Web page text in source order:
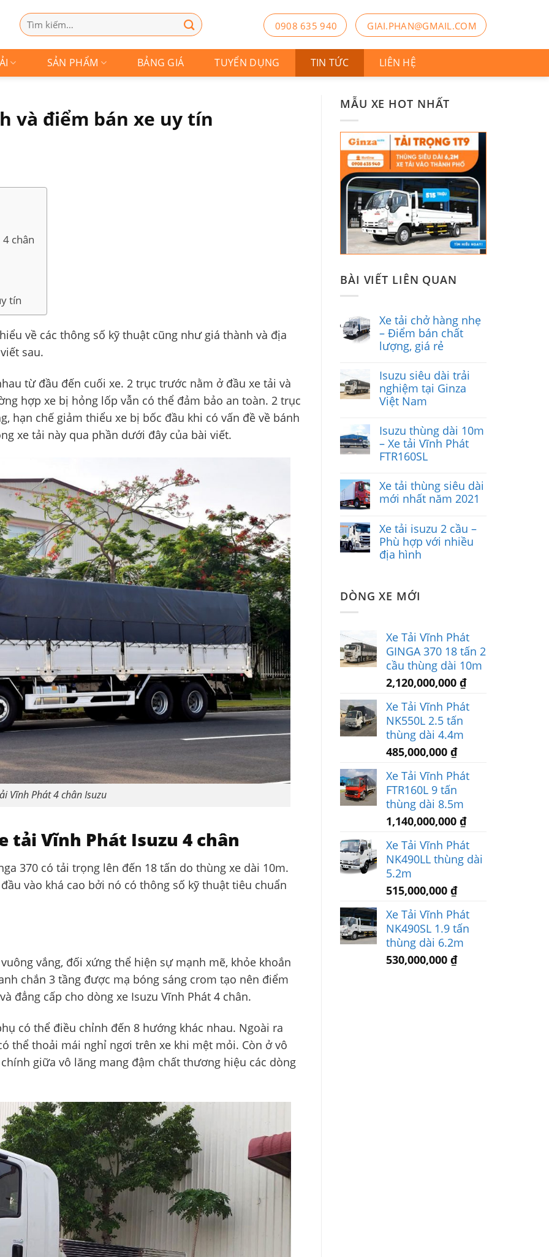
Tìm
kiếm:
0908 635 940 GIAI.PHAN@GMAIL.COM
SẢN PHẨM BẢNG GIÁ TUYỂN DỤNG TIN TỨC LIÊN HỆ
và điểm bán xe uy tín
chân
tín
về các thông số kỹ thuật cũng như giá thành và địa
sau.
từ đầu đến cuối xe. 2 trục trước nằm ở đầu xe tải và
hợp xe bị hỏng lốp vẫn có thể đảm bảo an toàn. 2 trục
hạn chế giảm thiểu xe bị bốc đầu khi có vấn đề về bánh
xe tải này qua phần dưới đây của bài viết.
Vĩnh Phát 4 chân Isuzu
tải Vĩnh Phát Isuzu 4 chân
370 có tải trọng lên đến 18 tấn do thùng xe dài 10m.
vào khá cao bởi nó có thông số kỹ thuật tiêu chuẩn
vắng, đối xứng thể hiện sự mạnh mẽ, khỏe khoắn
chắn 3 tầng được mạ bóng sáng crom tạo nên điểm
đẳng cấp cho dòng xe Isuzu Vĩnh Phát 4 chân.
có thể điều chỉnh đến 8 hướng khác nhau. Ngoài ra
thể thoải mái nghỉ ngơi trên xe khi mệt mỏi. Còn ở vô
giữa vô lăng mang đậm chất thương hiệu các dòng
MẪU XE HOT NHẤT
BÀI VIẾT LIÊN QUAN
Xe tải chở hàng nhẹ
– Điểm bán chất
lượng, giá rẻ
Isuzu siêu dài trải
nghiệm tại Ginza
Việt Nam
Isuzu thùng dài 10m
– Xe tải Vĩnh Phát
FTR160SL
Xe tải thùng siêu dài
mới nhất năm 2021
Xe tải isuzu 2 cầu –
Phù hợp với nhiều
địa hình
DÒNG XE MỚI
Xe Tải Vĩnh Phát
GINGA 370 18 tấn 2
cầu thùng dài 10m
2,120,000,000 ₫
Xe Tải Vĩnh Phát
NK550L 2.5 tấn
thùng dài 4.4m
485,000,000 ₫
Xe Tải Vĩnh Phát
FTR160L 9 tấn
thùng dài 8.5m
1,140,000,000 ₫
Xe Tải Vĩnh Phát
NK490LL thùng dài
5.2m
515,000,000 ₫
Xe Tải Vĩnh Phát
NK490SL 1.9 tấn
thùng dài 6.2m
530,000,000 ₫